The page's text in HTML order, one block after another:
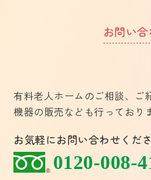
お問い
有料老人ホームのご相談、ご
機器の販売なども行っており
お気軽にお問い合わせくださ
0120-008-